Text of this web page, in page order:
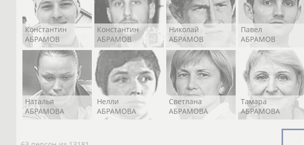
Константин
АБРАМОВ
Константин
АБРАМОВ
Николай
АБРАМОВ
Павел
АБРАМОВ
Наталья
АБРАМОВА
Нелли
АБРАМОВА
Светлана
АБРАМОВА
Тамара
АБРАМОВА